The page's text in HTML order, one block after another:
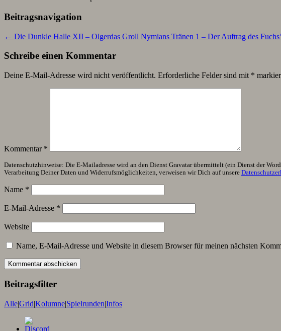
Beitragsnavigation
← Die Dunkle Halle XII – Olgerdas Groll Nymians Tränen 1 – Der Auftrag des Fuchs’
Schreibe einen Kommentar
Deine E-Mail-Adresse wird nicht veröffentlicht. Erforderliche Felder sind mit *
Kommentar *
Datenschutzhinweise: Die E-Mailadresse wird an den Dienst Gravatar übermittelt (ein Dienst der
Verarbeitung Deiner Daten und Widerrufsmöglichkeiten, verweisen wir Dich auf unsere
Name *
E-Mail-Adresse *
Website
Name, E-Mail-Adresse und Website in diesem Browser für meinen nächsten
Beitragsfilter
Alle|Grid|Kolumne|Spielrunden|Infos